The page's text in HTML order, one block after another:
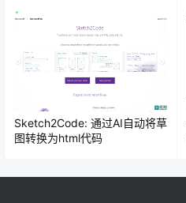
Sketch2Code: 通过AI自动将草
图转换为html代码